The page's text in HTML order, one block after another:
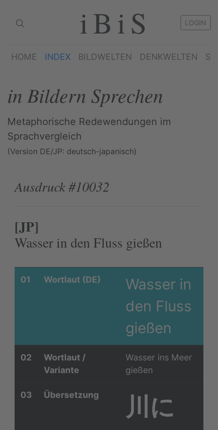
iBiS LOGIN
HOME INDEX BILDWELTEN DENKWELTEN
in Bildern Sprechen
Metaphorische Redewendungen im
Sprachvergleich
(Version DE/JP: deutsch-japanisch)
Ausdruck #10032
[JP]
Wasser in den Fluss gießen
01 Wortlaut (DE)
Wasser in
den Fluss
gießen
02
Wortlaut /
Variante
Wasser ins Meer
gießen
03 Übersetzung
川に